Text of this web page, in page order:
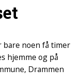
bare noen få timer
hjemme og på
Drammen